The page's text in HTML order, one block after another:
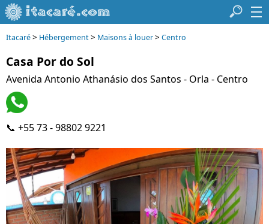
Itacaré> Hébergement> Maisons à louer> Centro
Casa Por do Sol
Avenida Antonio Athanásio dos Santos - Orla - Centro
📞 +55 73 - 98802 9221